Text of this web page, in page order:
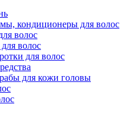
кондиционеры для волос
волос
волос
для волос
для кожи головы